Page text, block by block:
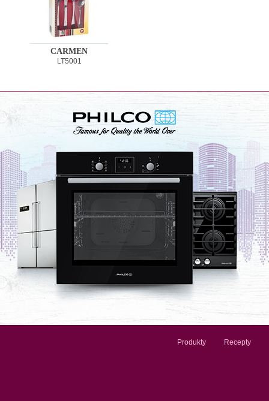
CARMEN
LT5001
Produkty Recepty